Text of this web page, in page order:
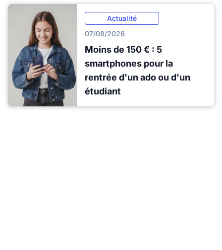
Actualité
07/08/2026
Moins de 150 € : 5
smartphones pour la
rentrée d'un ado ou d'un
étudiant